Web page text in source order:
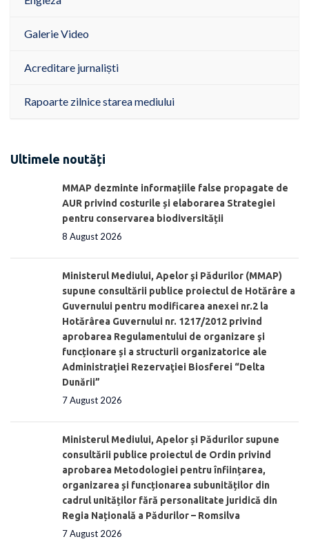
Galerie Video
Acreditare jurnaliști
Rapoarte zilnice starea mediului
Ultimele noutăți
MMAP dezminte informațiile false propagate de
AUR privind costurile și elaborarea Strategiei
pentru conservarea biodiversității
8 August 2026
Ministerul Mediului, Apelor şi Pădurilor (MMAP)
supune consultării publice proiectul de Hotărâre a
Guvernului pentru modificarea anexei nr.2 la
Hotărârea Guvernului nr. 1217/2012 privind
aprobarea Regulamentului de organizare şi
funcționare și a structurii organizatorice ale
Administraţiei Rezervaţiei Biosferei “Delta
Dunării”
7 August 2026
Ministerul Mediului, Apelor și Pădurilor supune
consultării publice proiectul de Ordin privind
aprobarea Metodologiei pentru înființarea,
organizarea și funcționarea subunităților din
cadrul unităților fără personalitate juridică din
Regia Națională a Pădurilor – Romsilva
7 August 2026